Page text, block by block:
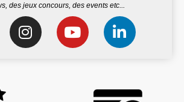
des jeux concours, des events etc...